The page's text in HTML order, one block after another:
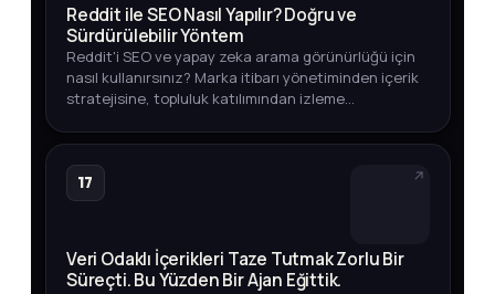
Reddit ile SEO Nasıl Yapılır? Doğru ve
Sürdürülebilir Yöntem
Reddit'i SEO ve yapay zeka arama görünürlüğü için
nasıl kullanırsınız? Marka itibarı yönetiminden içerik
stratejisine, topluluk katılımından izleme
17
Veri Odaklı İçerikleri Taze Tutmak Zorlu Bir
Süreçti. Bu Yüzden Bir Ajan Eğittik.